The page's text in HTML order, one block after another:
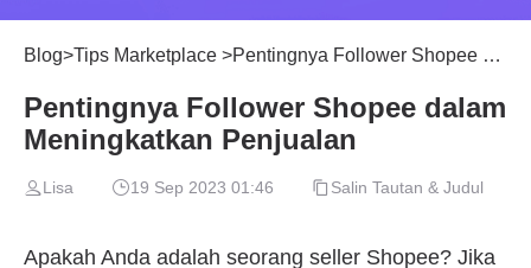
Blog>Tips Marketplace >Pentingnya Follower Shopee dalam Meningkatkan Penjualan
Pentingnya Follower Shopee dalam
Meningkatkan Penjualan
Lisa 19 Sep 2023 01:46 Salin Tautan & Judul